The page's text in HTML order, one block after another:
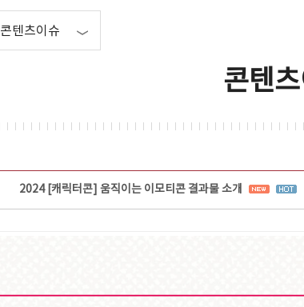
콘텐츠이슈
콘텐
2024 [캐릭터콘] 움직이는 이모티콘 결과물 소개